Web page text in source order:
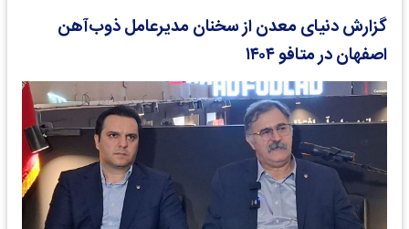
گزارش دنیای معدن از سخنان مدیرعامل ذوب‌آهن
اصفهان در متافو ۱۴۰۴